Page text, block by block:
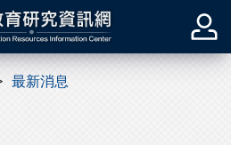
最新消息